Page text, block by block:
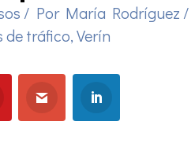
/ Por María Rodríguez /
de tráfico,Verín